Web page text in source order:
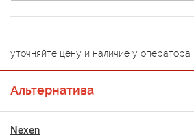
уточняйте цену и наличие у оператора
Альтернатива
Nexen